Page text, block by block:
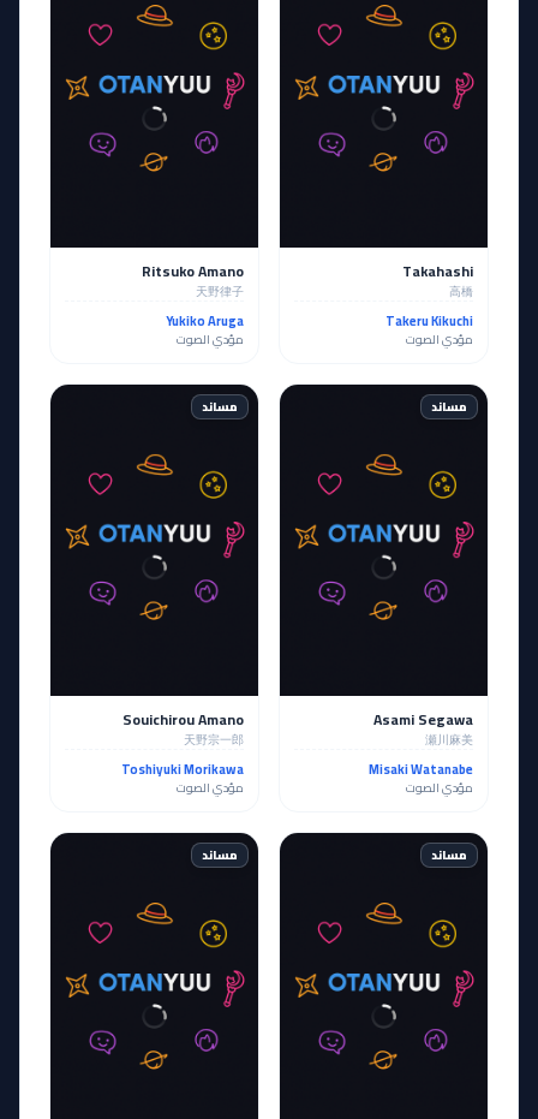
Takahashi
高橋
Takeru Kikuchi
مؤدي الصوت
Ritsuko Amano
天野律子
Yukiko Aruga
مؤدي الصوت
مساند
Asami Segawa
瀬川麻美
Misaki Watanabe
مؤدي الصوت
مساند
Souichirou Amano
天野宗一郎
Toshiyuki Morikawa
مؤدي الصوت
مساند مساند